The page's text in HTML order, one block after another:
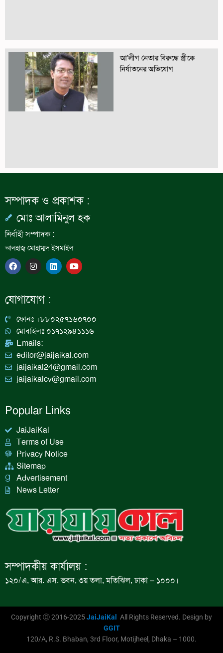
আ’লীগ নেতার বিরুদ্ধে স্ত্রীকে
নির্যাতনের অভিযোগ
সম্পাদক ও প্রকাশক :
মোঃ আলামিনুল হক
নির্বাহী সম্পাদক :
আলহাজ্ব মোহাম্মদ ইসমাইল
F
a
c
b
o
I
n
s
a
g
a
m
L
i
n
n
Y
o
u
যোগাযোগ :
ফোনঃ +৮৮০২৫৭১৬০৭০০
মোবাইলঃ ০১৭১২৯৪১১১৬
Emails:
editor@jaijaikal.com
jaijaikal24@gmail.com
jaijaikalcv@gmail.com
Popular Links
JaiJaiKal
Terms of Use
Privacy Notice
Sitemap
Advertisement
News Letter
সম্পাদকীয় কার্যালয় :
১২০/এ, আর. এস. ভবন, ৩য় তলা, মতিঝিল, ঢাকা – ১০০০।
Copyright Ⓒ 2016-2025JaiJaiKal
All Rights Reserved. Design by
GGIT
120/A, R.S. Bhaban, 3rd Floor, Motijheel, Dhaka – 1000.